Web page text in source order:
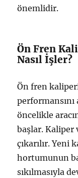
önemlidir.
Ön Fren
Nasıl İşler?
Ön fren
öncelikle
başlar. Kaliper
çıkarılır. Yeni
hortumunun
sıkılmasıyla